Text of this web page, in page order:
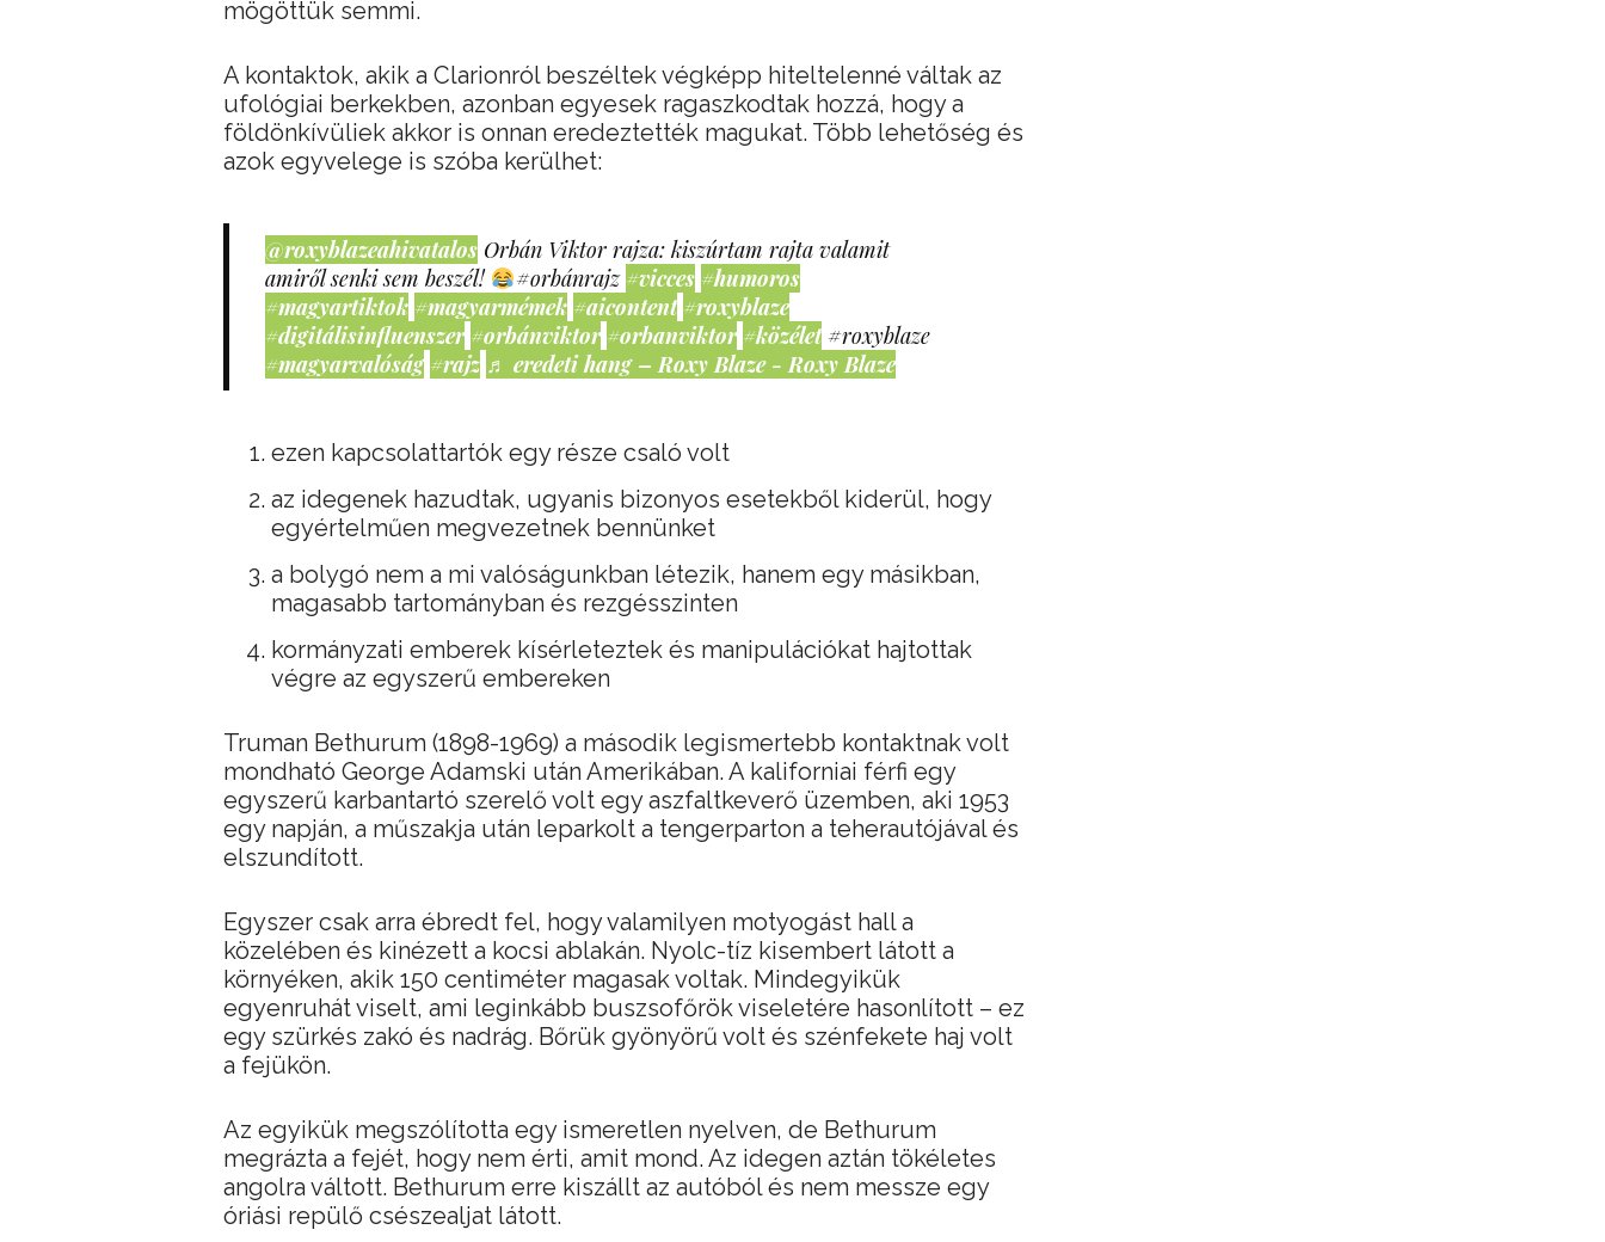
mögöttük semmi.
A kontaktok, akik a Clarionról beszéltek végképp hiteltelenné váltak az
ufológiai berkekben, azonban egyesek ragaszkodtak hozzá, hogy a
földönkívüliek akkor is onnan eredeztették magukat. Több lehetőség és
azok egyvelege is szóba kerülhet:
@roxyblazeahivatalos Orbán Viktor rajza: kiszúrtam rajta valamit
amiről senki sem beszél!
#orbánrajz #vicces #humoros
#magyartiktok #magyarmémek #aicontent #roxyblaze
#digitálisinfluenszer #orbánviktor #orbanviktor #közélet #roxyblaze
#magyarvalóság #rajz ♬ eredeti hang – Roxy Blaze - Roxy Blaze
ezen kapcsolattartók egy része csaló volt
az idegenek hazudtak, ugyanis bizonyos esetekből kiderül, hogy
egyértelműen megvezetnek bennünket
a bolygó nem a mi valóságunkban létezik, hanem egy másikban,
magasabb tartományban és rezgésszinten
kormányzati emberek kísérleteztek és manipulációkat hajtottak
végre az egyszerű embereken
Truman Bethurum (1898-1969) a második legismertebb kontaktnak volt
mondható George Adamski után Amerikában. A kaliforniai férfi egy
egyszerű karbantartó szerelő volt egy aszfaltkeverő üzemben, aki 1953
egy napján, a műszakja után leparkolt a tengerparton a teherautójával és
elszundított.
Egyszer csak arra ébredt fel, hogy valamilyen motyogást hall a
közelében és kinézett a kocsi ablakán. Nyolc-tíz kisembert látott a
környéken, akik 150 centiméter magasak voltak. Mindegyikük
egyenruhát viselt, ami leginkább buszsofőrök viseletére hasonlított – ez
egy szürkés zakó és nadrág. Bőrük gyönyörű volt és szénfekete haj volt
a fejükön.
Az egyikük megszólította egy ismeretlen nyelven, de Bethurum
megrázta a fejét, hogy nem érti, amit mond. Az idegen aztán tökéletes
angolra váltott. Bethurum erre kiszállt az autóból és nem messze egy
óriási repülő csészealjat látott.